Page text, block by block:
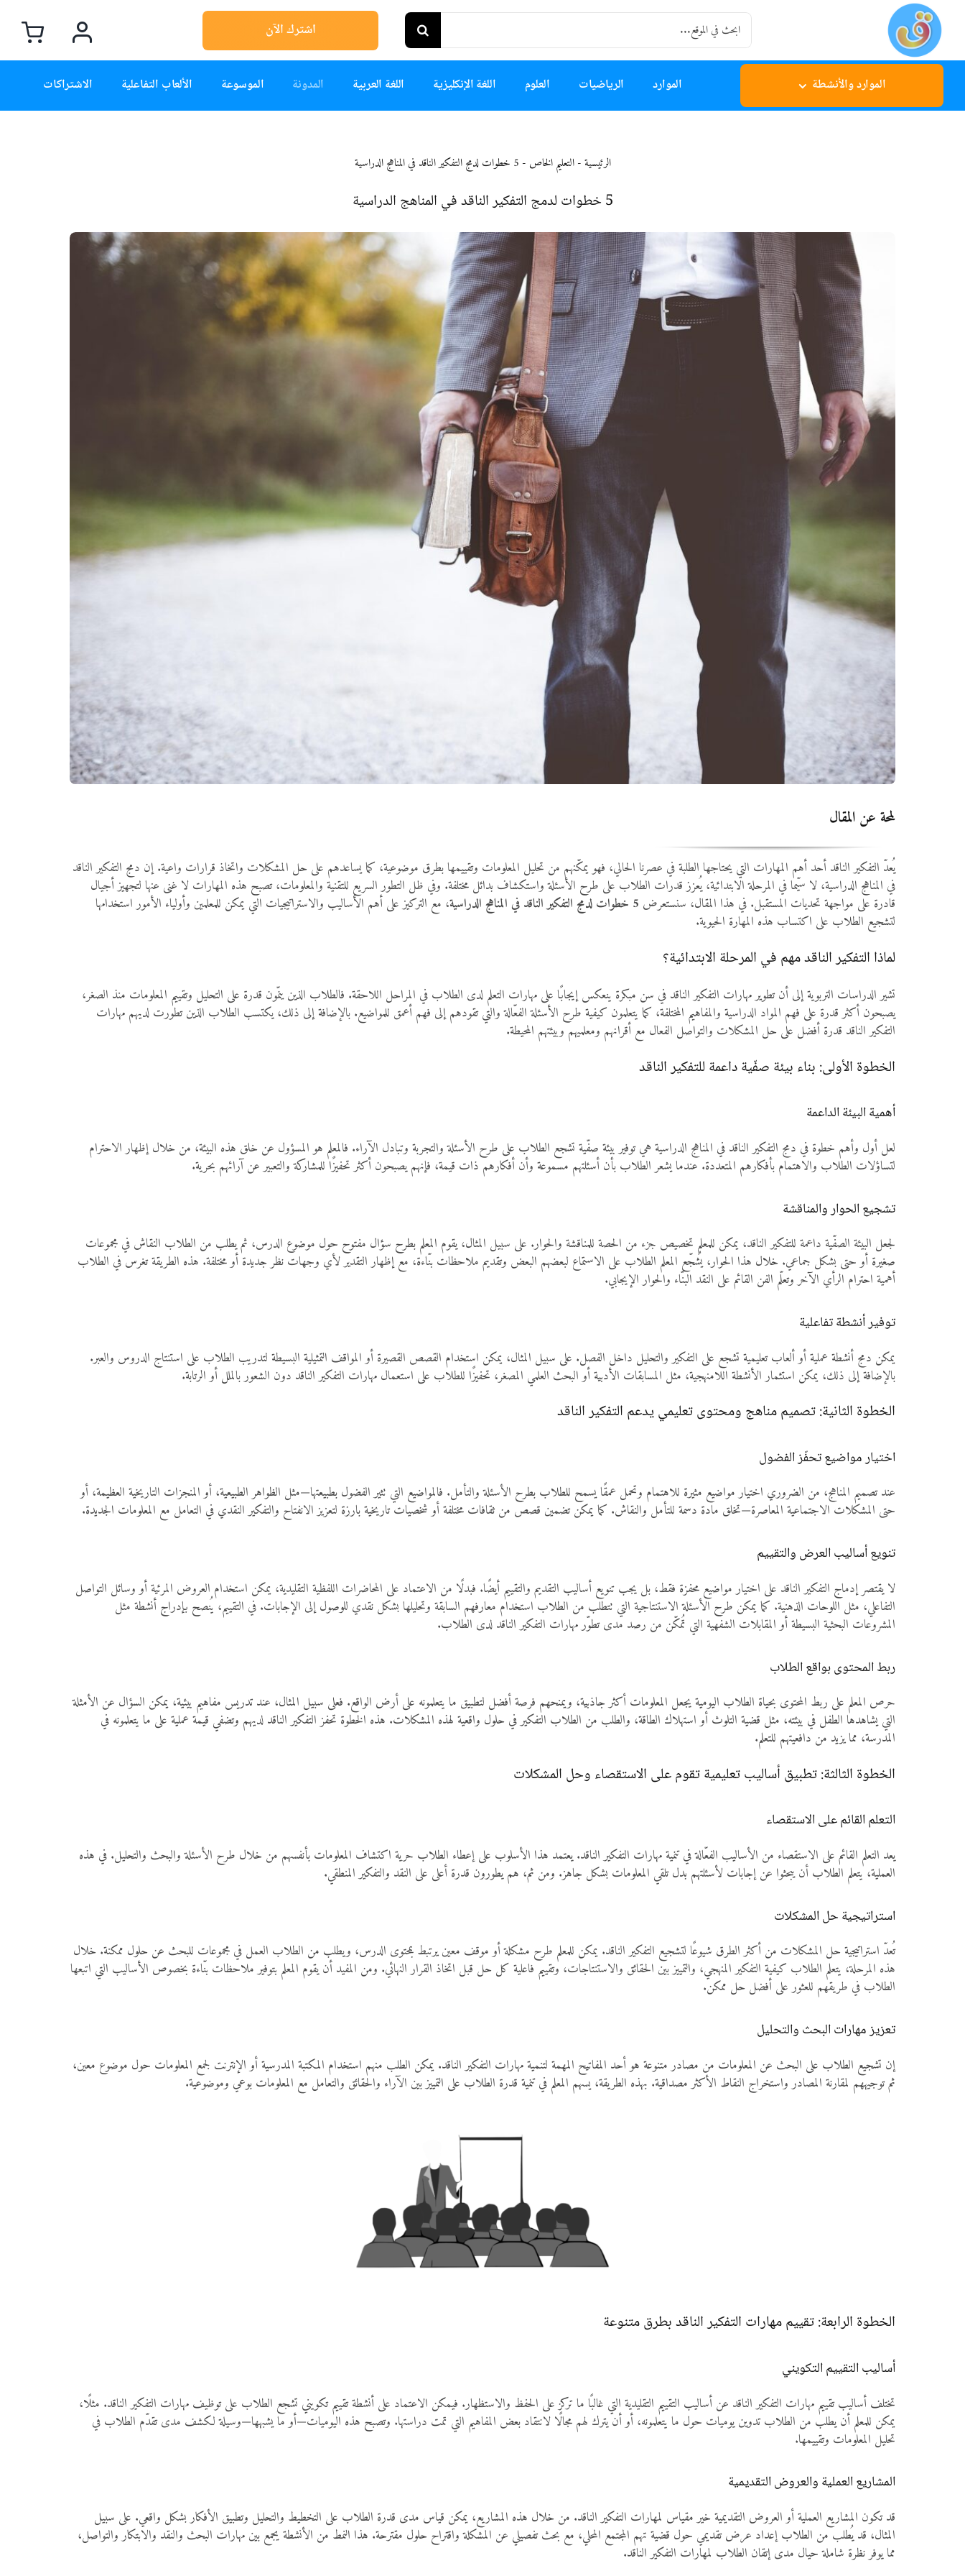
content
Search
for:
اشترك الآن
الموارد والأنشطة الموارد الرياضيات العلوم اللغة الإنكليزية اللغة العربية المدونة الموسوعة الألعاب التفاعلية الاشتراكات
الرئيسية-التعليم الخاص - 5 خطوات لدمج التفكير الناقد في المناهج الدراسية
5 خطوات لدمج التفكير الناقد في المناهج الدراسية
لمحة عن المقال
يُعدّ التفكير الناقد أحد أهم المهارات التي يحتاجها الطلبة في عصرنا الحالي، فهو يمكّنهم من تحليل المعلومات وتقييمها بطرق موضوعية، كما يساعدهم على حل المشكلات واتخاذ قرارات واعية. إن دمج التفكير الناقد
في المناهج الدراسية، لا سيّما في المرحلة الابتدائية، يُعزز قدرات الطلاب على طرح الأسئلة واستكشاف بدائل مختلفة. وفي ظل التطور السريع للتقنية والمعلومات، تصبح هذه المهارات لا غنى عنها لتجهيز أجيال
قادرة على مواجهة تحديات المستقبل. في هذا المقال، سنستعرض 5 خطوات لدمج التفكير الناقد في المناهج الدراسية
، مع التركيز على أهم الأساليب والاستراتيجيات التي يمكن للمعلمين وأولياء الأمور استخدامها
لتشجيع الطلاب على اكتساب هذه المهارة الحيوية.
لماذا التفكير الناقد مهم في المرحلة الابتدائية؟
تشير الدراسات التربوية إلى أن تطوير مهارات التفكير الناقد في سن مبكرة ينعكس إيجابًا على مهارات التعلم لدى الطلاب في المراحل اللاحقة. فالطلاب الذين ينمّون قدرة على التحليل وتقييم المعلومات منذ الصغر،
يصبحون أكثر قدرة على فهم المواد الدراسية والمفاهيم المختلفة، كما يتعلمون كيفية طرح الأسئلة الفعّالة والتي تقودهم إلى فهم أعمق للمواضيع. بالإضافة إلى ذلك، يكتسب الطلاب الذين تطورت لديهم مهارات
التفكير الناقد قدرة أفضل على حل المشكلات والتواصل الفعال مع أقرانهم ومعلميهم وبيئتهم المحيطة.
الخطوة الأولى: بناء بيئة صفّية داعمة للتفكير الناقد
أهمية البيئة الداعمة
لعل أول وأهم خطوة في دمج التفكير الناقد في المناهج الدراسية هي توفير بيئة صفّية تشجع الطلاب على طرح الأسئلة والتجربة وتبادل الآراء. فالمعلم هو المسؤول عن خلق هذه البيئة، من خلال إظهار الاحترام
لتساؤلات الطلاب والاهتمام بأفكارهم المتعددة. عندما يشعر الطلاب بأن أسئلتهم مسموعة وأن أفكارهم ذات قيمة، فإنهم يصبحون أكثر تحفيزًا للمشاركة والتعبير عن آرائهم بحرية.
تشجيع الحوار والمناقشة
لجعل البيئة الصفّية داعمة للتفكير الناقد، يمكن للمعلم تخصيص جزء من الحصة للمناقشة والحوار. على سبيل المثال، يقوم المعلم بطرح سؤال مفتوح حول موضوع الدرس، ثم يطلب من الطلاب النقاش في مجموعات
صغيرة أو حتى بشكل جماعي. خلال هذا الحوار، يُشجّع المعلم الطلاب على الاستماع لبعضهم البعض وتقديم ملاحظات بنّاءة، مع إظهار التقدير لأي وجهات نظر جديدة أو مختلفة. هذه الطريقة تغرس في الطلاب
أهمية احترام الرأي الآخر وتعلّم الفن القائم على النقد البنّاء والحوار الإيجابي.
توفير أنشطة تفاعلية
يمكن دمج أنشطة عملية أو ألعاب تعليمية تشجع على التفكير والتحليل داخل الفصل. على سبيل المثال، يمكن استخدام القصص القصيرة أو المواقف التمثيلية البسيطة لتدريب الطلاب على استنتاج الدروس والعبر.
بالإضافة إلى ذلك، يمكن استثمار الأنشطة اللامنهجية، مثل المسابقات الأدبية أو البحث العلمي المصغر، تحفيزًا للطلاب على استعمال مهارات التفكير الناقد دون الشعور بالملل أو الرتابة.
الخطوة الثانية: تصميم مناهج ومحتوى تعليمي يدعم التفكير الناقد
اختيار مواضيع تحفّز الفضول
عند تصميم المناهج، من الضروري اختيار مواضيع مثيرة للاهتمام وتحمل عمقًا يسمح للطلاب بطرح الأسئلة والتأمل. فالمواضيع التي تثير الفضول بطبيعتها—مثل الظواهر الطبيعية، أو المنجزات التاريخية العظيمة، أو
حتى المشكلات الاجتماعية المعاصرة—تخلق مادة دسمة للتأمل والنقاش. كما يمكن تضمين قصص من ثقافات مختلفة أو شخصيات تاريخية بارزة لتعزيز الانفتاح والتفكير النقدي في التعامل مع المعلومات الجديدة.
تنويع أساليب العرض والتقييم
لا يقتصر إدماج التفكير الناقد على اختيار مواضيع محفزة فقط، بل يجب تنويع أساليب التقديم والتقييم أيضًا. فبدلًا من الاعتماد على المحاضرات اللفظية التقليدية، يمكن استخدام العروض المرئية أو وسائل التواصل
التفاعلي، مثل اللوحات الذهنية. كما يمكن طرح الأسئلة الاستنتاجية التي تتطلب من الطلاب استخدام معارفهم السابقة وتحليلها بشكل نقدي للوصول إلى الإجابات. في التقييم، يُنصح بإدراج أنشطة مثل
المشروعات البحثية البسيطة أو المقابلات الشفهية التي تُمكّن من رصد مدى تطوّر مهارات التفكير الناقد لدى الطلاب.
ربط المحتوى بواقع الطلاب
حرص المعلم على ربط المحتوى بحياة الطلاب اليومية يجعل المعلومات أكثر جاذبية، ويمنحهم فرصة أفضل لتطبيق ما يتعلمونه على أرض الواقع. فعلى سبيل المثال، عند تدريس مفاهيم بيئية، يمكن السؤال عن الأمثلة
التي يشاهدها الطفل في بيئته، مثل قضية التلوث أو استهلاك الطاقة، والطلب من الطلاب التفكير في حلول واقعية لهذه المشكلات. هذه الخطوة تحفز التفكير الناقد لديهم وتضفي قيمة عملية على ما يتعلمونه في
المدرسة، مما يزيد من دافعيتهم للتعلم.
الخطوة الثالثة: تطبيق أساليب تعليمية تقوم على الاستقصاء وحل المشكلات
التعلم القائم على الاستقصاء
يعد التعلم القائم على الاستقصاء من الأساليب الفعّالة في تنمية مهارات التفكير الناقد. يعتمد هذا الأسلوب على إعطاء الطلاب حرية اكتشاف المعلومات بأنفسهم من خلال طرح الأسئلة والبحث والتحليل. في هذه
العملية، يتعلم الطلاب أن يبحثوا عن إجابات لأسئلتهم بدل تلقي المعلومات بشكل جاهز. ومن ثم، هم يطورون قدرة أعلى على النقد والتفكير المنطقي.
استراتيجية حل المشكلات
تُعدّ استراتيجية حل المشكلات من أكثر الطرق شيوعًا لتشجيع التفكير الناقد. يمكن للمعلم طرح مشكلة أو موقف معين يرتبط بمحتوى الدرس، ويطلب من الطلاب العمل في مجموعات للبحث عن حلول ممكنة. خلال
هذه المرحلة، يتعلم الطلاب كيفية التفكير المنهجي، والتمييز بين الحقائق والاستنتاجات، وتقييم فاعلية كل حل قبل اتخاذ القرار النهائي. ومن المفيد أن يقوم المعلم بتوفير ملاحظات بنّاءة بخصوص الأساليب التي اتبعها
الطلاب في طريقهم للعثور على أفضل حل ممكن.
تعزيز مهارات البحث والتحليل
إن تشجيع الطلاب على البحث عن المعلومات من مصادر متنوعة هو أحد المفاتيح المهمة لتنمية مهارات التفكير الناقد. يمكن الطلب منهم استخدام المكتبة المدرسية أو الإنترنت لجمع المعلومات حول موضوع معين،
ثم توجيههم لمقارنة المصادر واستخراج النقاط الأكثر مصداقية. بهذه الطريقة، يسهم المعلم في تنمية قدرة الطلاب على التمييز بين الآراء والحقائق والتعامل مع المعلومات بوعي وموضوعية.
الخطوة الرابعة: تقييم مهارات التفكير الناقد بطرق متنوعة
أساليب التقييم التكويني
تختلف أساليب تقييم مهارات التفكير الناقد عن أساليب التقييم التقليدية التي غالبًا ما تركز على الحفظ والاستظهار. فيمكن الاعتماد على أنشطة تقييم تكويني تشجع الطلاب على توظيف مهارات التفكير الناقد. مثلًا،
يمكن للمعلم أن يطلب من الطلاب تدوين يوميات حول ما يتعلمونه، أو أن يترك لهم مجالًا لانتقاد بعض المفاهيم التي تمت دراستها. وتصبح هذه اليوميات—أو ما يشبهها—وسيلة لكشف مدى تقدّم الطلاب في
تحليل المعلومات وتقييمها.
المشاريع العملية والعروض التقديمية
قد تكون المشاريع العملية أو العروض التقديمية خير مقياس لمهارات التفكير الناقد. من خلال هذه المشاريع، يمكن قياس مدى قدرة الطلاب على التخطيط والتحليل وتطبيق الأفكار بشكل واقعي. على سبيل
المثال، قد يُطلب من الطلاب إعداد عرض تقديمي حول قضية تهم المجتمع المحلي، مع بحث تفصيلي عن المشكلة واقتراح حلول مقترحة. هذا النمط من الأنشطة يجمع بين مهارات البحث والنقد والابتكار والتواصل،
مما يوفر نظرة شاملة حيال مدى إتقان الطلاب لمهارات التفكير الناقد.